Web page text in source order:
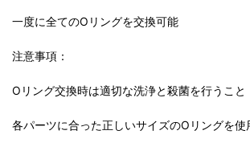
一度に全てのOリングを交換可能
注意事項：
Oリング交換時は適切な洗浄と殺菌を行うこと
各パーツに合った正しいサイズのOリングを使